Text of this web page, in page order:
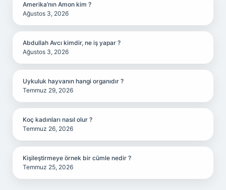
Amerika’nın Amon kim ?
Ağustos 3, 2026
Abdullah Avcı kimdir, ne iş yapar ?
Ağustos 3, 2026
Uykuluk hayvanın hangi organıdır ?
Temmuz 29, 2026
Koç kadınları nasıl olur ?
Temmuz 26, 2026
Kişileştirmeye örnek bir cümle nedir ?
Temmuz 25, 2026